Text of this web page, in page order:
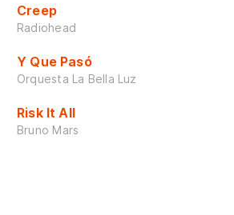
Creep
Radiohead
Y Que Pasó
Orquesta La Bella Luz
Risk It All
Bruno Mars